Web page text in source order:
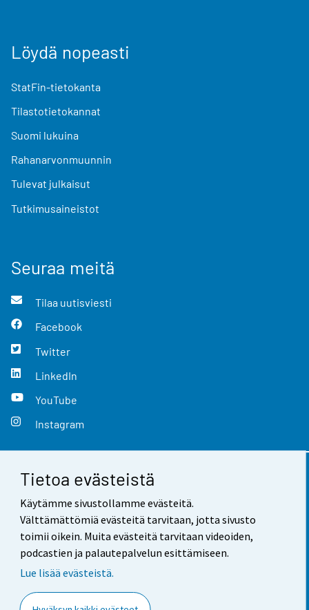
Tietoa evästeistä
Käytämme sivustollamme evästeitä.
Välttämättömiä evästeitä tarvitaan, jotta sivusto
toimii oikein. Muita evästeitä tarvitaan videoiden,
podcastien ja palautepalvelun esittämiseen.
Lue lisää evästeistä.
Löydä nopeasti
StatFin-tietokanta
Tilastotietokannat
Suomi lukuina
Rahanarvonmuunnin
Tulevat julkaisut
Tutkimusaineistot
Seuraa meitä
Tilaa uutisviesti
Facebook
Twitter
LinkedIn
YouTube
Instagram
Yhteystiedot
Palaute
Käyttöehdot
Saavutettavuus